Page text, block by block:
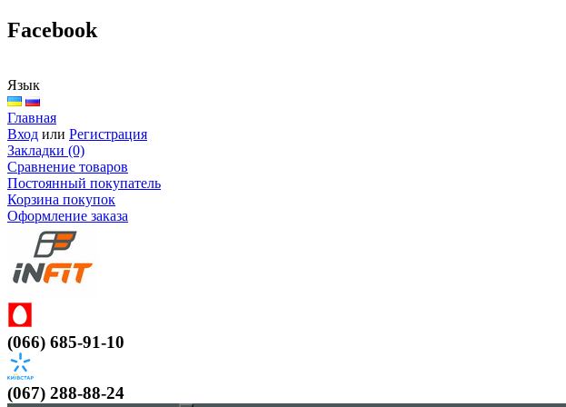
Facebook
Язык
Главная
Вход или Регистрация
Закладки (0)
Сравнение товаров
Постоянный покупатель
Корзина покупок
Оформление заказа
(066) 685-91-10
(067) 288-88-24